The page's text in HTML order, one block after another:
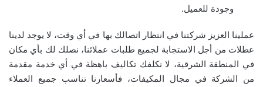
وجودة للعميل.
عملينا العزيز شركتنا في انتظار اتصالك بها في أي وقت، لا يوجد لدينا
عطلات من أجل الاستجابة لجميع طلبات عملائنا، نصلك لك بأي مكان
في المنطقة الشرقية، لا نكلفك تكاليف باهظة في أي خدمة مقدمة
من الشركة في مجال المكيفات، فأسعارنا تناسب جميع العملاء